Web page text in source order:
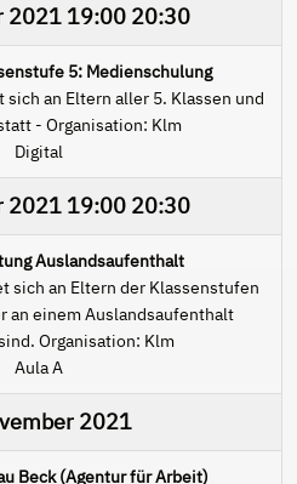
2021 19:00 20:30
5: Medienschulung
an Eltern aller 5. Klassen und
- Organisation: Klm
Digital
2021 19:00 20:30
Auslandsaufenthalt
sich an Eltern der Klassenstufen
an einem Auslandsaufenthalt
Organisation: Klm
Aula A
2021
Beck (Agentur für Arbeit)